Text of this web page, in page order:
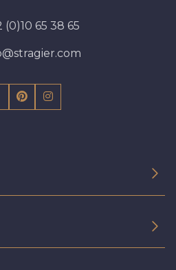
(0)10 65 38 65